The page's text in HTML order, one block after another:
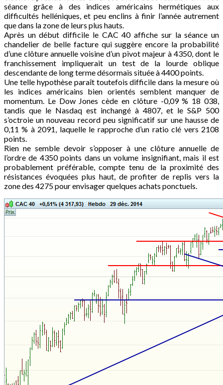
séance grâce à des indices américains hermétiques aux
difficultés helléniques, et peu enclins à finir l’année autrement
que dans la zone de leurs plus hauts.
Après un début difficile le CAC 40 affiche sur la séance un
chandelier de belle facture qui suggère encore la probabilité
d’une clôture annuelle voisine d’un pivot majeur à 4350, dont le
franchissement impliquerait un test de la lourde oblique
descendante de long terme désormais située à 4400 points.
Une telle hypothèse paraît toutefois difficile dans la mesure où
les indices américains bien orientés semblent manquer de
momentum. Le Dow Jones cède en clôture -0,09 % 18 038,
tandis que le Nasdaq est inchangé à 4807, et le S&P 500
s’octroie un nouveau record peu significatif sur une hausse de
0,11 % à 2091, laquelle le rapproche d’un ratio clé vers 2108
points.
Rien ne semble devoir s’opposer à une clôture annuelle de
l’ordre de 4350 points dans un volume insignifiant, mais il est
probablement préférable, compte tenu de la proximité des
résistances évoquées plus haut, de profiter de replis vers la
zone des 4275 pour envisager quelques achats ponctuels.